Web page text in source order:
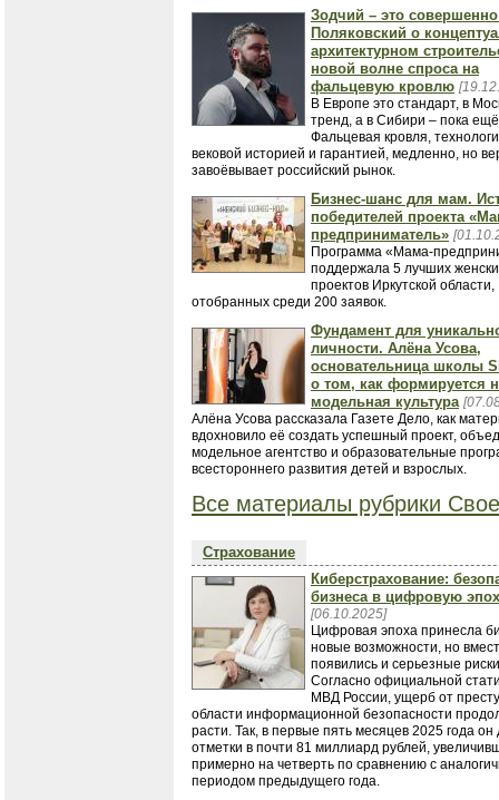
Зодчий – это
Поляковский о
архитектурном
новой волне спроса на
фальцевую кровлю
В Европе это стандарт, в
тренд, а в Сибири – пока ещё
Фальцевая кровля,
вековой историей и гарантией, медленно, но
завоёвывает российский рынок.
Бизнес-шанс для мам.
победителей проекта
предприниматель»
Программа «Мама-
поддержала 5 лучших
проектов Иркутской области,
отобранных среди 200 заявок.
Фундамент для
личности. Алёна Усова,
основательница школы
о том, как формируется
модельная культура
Алёна Усова рассказала Газете Дело, как
вдохновило её создать успешный проект,
модельное агентство и образовательные
всестороннего развития детей и взрослых.
Все материалы рубрики
Страхование
Киберстрахование:
бизнеса в цифровую
[06.10.2025]
​​​​​​​Цифровая эпоха принесла
новые возможности, но
появились и серьезные
Согласно официальной
МВД России, ущерб от
области информационной безопасности
расти. Так, в первые пять месяцев 2025 года он
отметки в почти 81 миллиард рублей,
примерно на четверть по сравнению с
периодом предыдущего года.